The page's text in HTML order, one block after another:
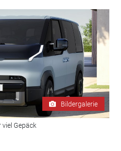
Bildergalerie
viel Gepäck